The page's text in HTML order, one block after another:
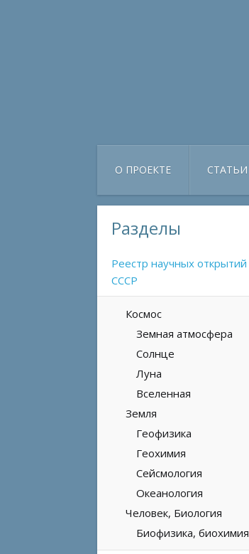
О ПРОЕКТЕ СТАТЬИ
Разделы
Реестр научных открытий
СССР
Космос
Земная атмосфера
Солнце
Луна
Вселенная
Земля
Геофизика
Геохимия
Сейсмология
Океанология
Человек, Биология
Биофизика, биохимия